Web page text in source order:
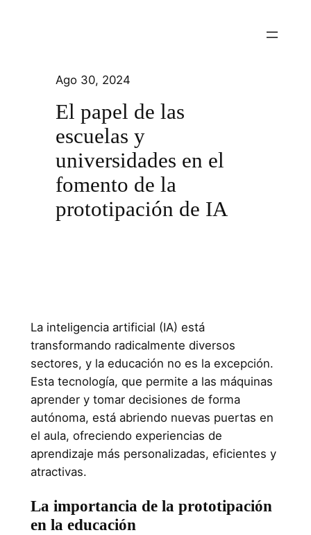
Ago 30, 2024
El papel de las
escuelas y
universidades en el
fomento de la
prototipación de IA
La inteligencia artificial (IA) está
transformando radicalmente diversos
sectores, y la educación no es la excepción.
Esta tecnología, que permite a las máquinas
aprender y tomar decisiones de forma
autónoma, está abriendo nuevas puertas en
el aula, ofreciendo experiencias de
aprendizaje más personalizadas, eficientes y
atractivas.
La importancia de la prototipación
en la educación